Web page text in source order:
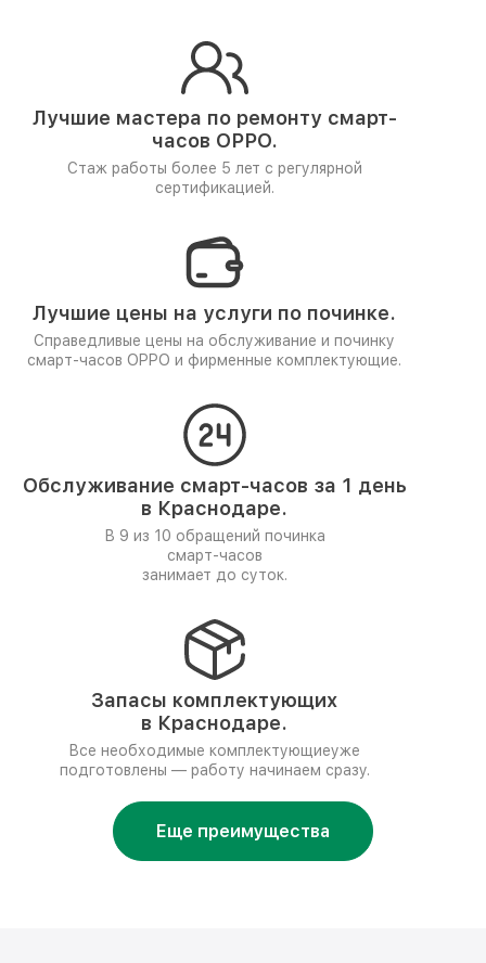
Лучшие мастера по ремонтусмарт-
часов OPPO.
Стаж работы более 5 лет с регулярной
сертификацией.
Лучшие цены на услуги по починке.
Справедливые цены на обслуживание и починку
смарт-часов OPPO и фирменные комплектующие.
Обслуживание смарт-часов за 1 день
в Краснодаре.
В 9 из 10 обращений починка
смарт-часов
занимает до суток.
Запасы комплектующих
в Краснодаре.
Все необходимые комплектующиеуже
подготовлены — работу начинаем сразу.
Еще преимущества